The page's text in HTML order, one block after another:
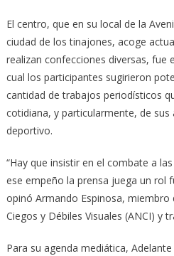
El centro, que en su local de la
ciudad de los tinajones, acoge
realizan confecciones diversas, fue
cual los participantes sugirieron
cantidad de trabajos periodísticos
cotidiana, y particularmente, de
deportivo.
“Hay que insistir en el combate a
ese empeño la prensa juega un rol
opinó Armando Espinosa, miembro
Ciegos y Débiles Visuales (ANCI) y
Para su agenda mediática,